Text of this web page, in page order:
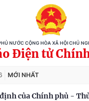
NƯỚC CỘNG HÒA XÃ HỘI CHỦ
Điện tử
MỚI NHẤT
của Chính phủ -